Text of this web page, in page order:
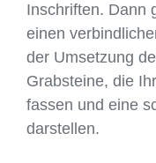
Inschriften. Dann
einen
der Umsetzung
Grabsteine, die
fassen und eine
darstellen.